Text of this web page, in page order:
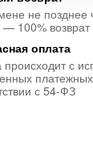
не позднее
— 100%
оплата
с
с 54-ФЗ